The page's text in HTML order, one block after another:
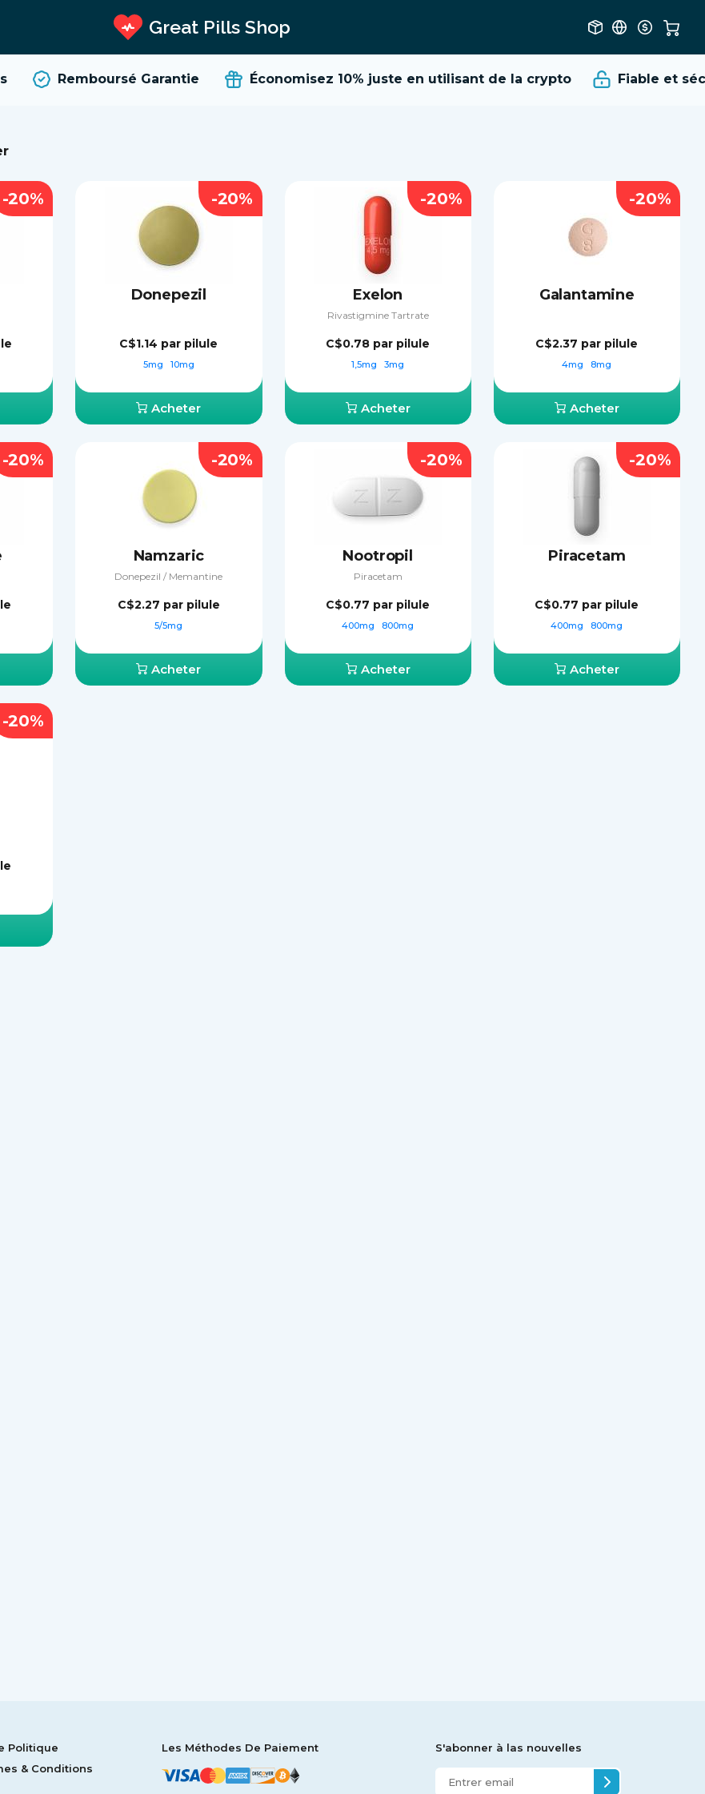
Great Pills Shop
Fiable et
Remboursé Garantie Économisez 10% juste en utilisant de la crypto
-20%
Donepezil
C$1.14 par pilule
5mg 10mg
Acheter
-20%
Exelon
Rivastigmine Tartrate
C$0.78 par pilule
1,5mg 3mg
Acheter
-20%
Galantamine
C$2.37 par pilule
4mg 8mg
Acheter
-20%
-20%
Namzaric
Donepezil / Memantine
C$2.27 par pilule
5/5mg
Acheter
-20%
Nootropil
Piracetam
C$0.77 par pilule
400mg 800mg
Acheter
-20%
Piracetam
C$0.77 par pilule
400mg 800mg
Acheter
-20%
-20%
Politique
& Conditions
Les Méthodes De Paiement S'abonner à las nouvelles